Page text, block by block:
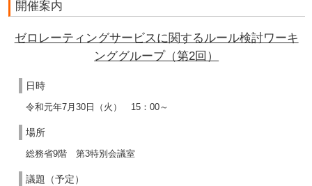
開催案内
ゼロレーティングサービスに関するルール検討ワーキ
ンググループ（第2回）
日時
令和元年7月30日（火） 15：00～
場所
総務省9階 第3特別会議室
議題（予定）